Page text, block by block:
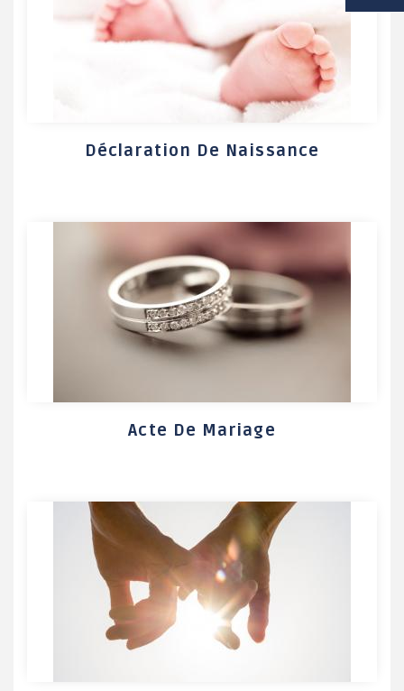
VIE SCOLAIRE
Déclaration De Naissance
Acte De Mariage